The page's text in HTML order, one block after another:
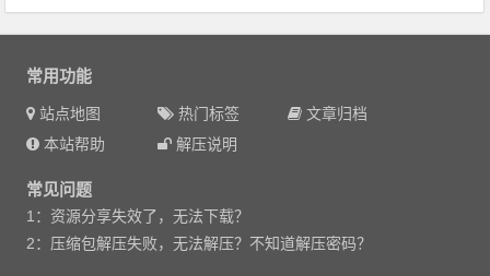
常用功能
站点地图 热门标签
文章归档
本站帮助
解压说明
常见问题
1：资源分享失效了，无法下载？
2：压缩包解压失败，无法解压？不知道解压密码？